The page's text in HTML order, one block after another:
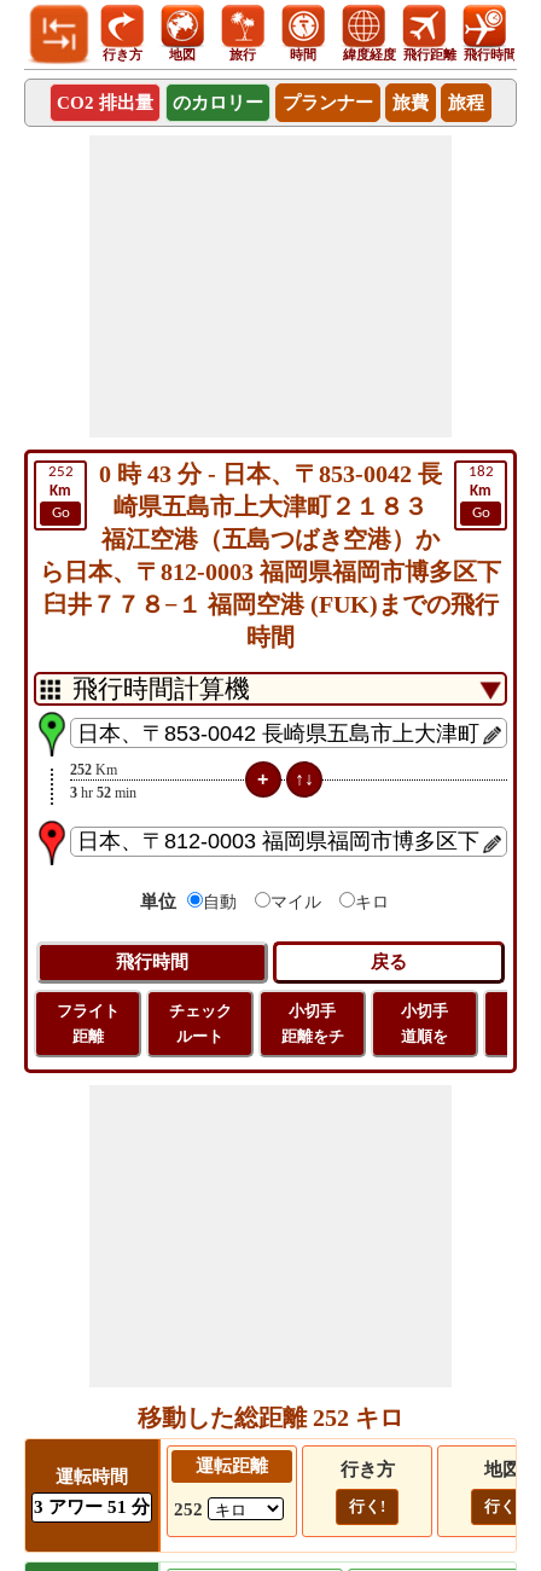
行き方 地図 旅行 時間 緯度経度 飛行距離 飛行時間
CO2 排出量 のカロリー プランナー 旅費 旅程
252
Km
Go
182
Km
Go
0 時 43 分 - 日本、〒853-0042 長
崎県五島市上大津町２１８３
福江空港（五島つばき空港）か
ら日本、〒812-0003 福岡県福岡市博多区下
臼井７７８−１ 福岡空港 (FUK)までの飛行
時間
252 Km
3 hr 52 min
単位 自動 マイル キロ
フライト
距離
チェック
ルート
小切手
距離をチ
小切手
道順を
移動した総距離 252 キロ
運転時間
3 アワー 51 分
運転距離
252
行き方
行く!
地図
行く!